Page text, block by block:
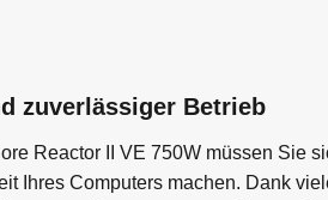
zuverlässiger Betrieb
Reactor II VE 750W müssen Sie
Ihres Computers machen. Dank